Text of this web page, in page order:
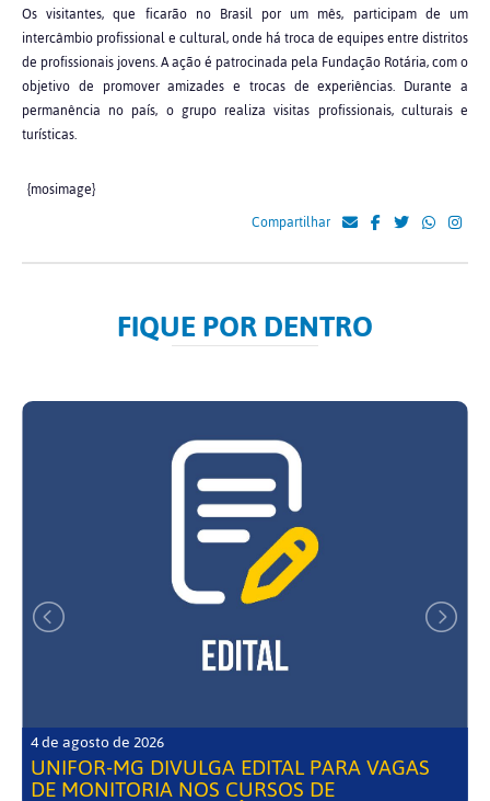
Os visitantes, que ficarão no Brasil por um mês, participam de um
intercâmbio profissional e cultural, onde há troca de equipes entre distritos
de profissionais jovens. A ação é patrocinada pela Fundação Rotária, com o
objetivo de promover amizades e trocas de experiências. Durante a
permanência no país, o grupo realiza visitas profissionais, culturais e
turísticas.
{mosimage}
Compartilhar
FIQUE POR DENTRO
4 de agosto de 2026
UNIFOR-MG DIVULGA EDITAL PARA VAGAS
DE MONITORIA NOS CURSOS DE